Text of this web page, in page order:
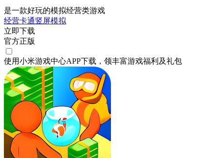
是一款好玩的模拟经营类游戏
经营卡通竖屏模拟
立即下载
官方正版
使用小米游戏中心APP下载 ，领丰富游戏福利 及礼包